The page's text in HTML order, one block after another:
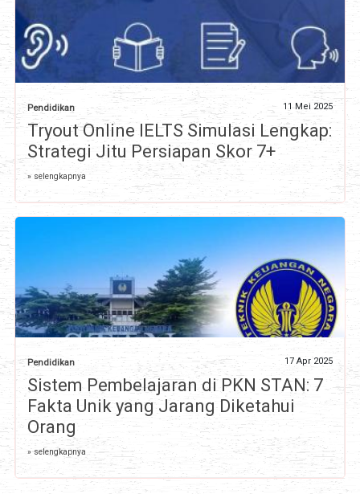
Pendidikan 11 Mei 2025
Tryout Online IELTS Simulasi Lengkap:
Strategi Jitu Persiapan Skor 7+
» selengkapnya
Pendidikan 17 Apr 2025
Sistem Pembelajaran di PKN STAN: 7
Fakta Unik yang Jarang Diketahui
Orang
» selengkapnya